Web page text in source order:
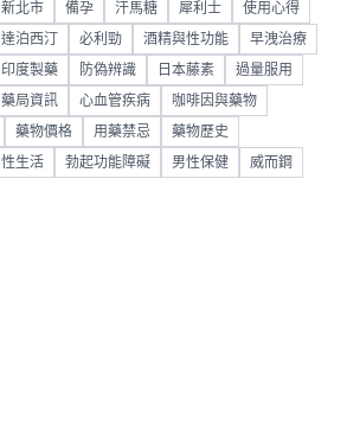
新北市 備孕 汗馬糖 犀利士 使用心得
達泊西汀 必利勁 酒精與性功能 早洩治療
印度製藥 防偽辨識 日本藤素 過量服用
藥局資訊 心血管疾病 咖啡因與藥物
藥物價格 用藥禁忌 藥物歷史
性生活 勃起功能障礙 男性保健 威而鋼